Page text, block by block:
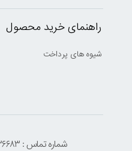
راهنمای خرید محصول
شیوه های پرداخت
شماره تماس : ۳۸۴۳۶۶۸۳ - ۰۵۱